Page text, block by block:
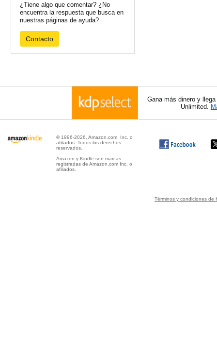
¿Tiene algo que comentar? ¿No
encuentra la respuesta que busca en
nuestras páginas de ayuda?
Contacto
Gana más dinero y
Unlimited.
© 1996-2026, Amazon.com, Inc. o
afiliados. Todos los derechos
reservados.
Amazon y Kindle son marcas
registradas de Amazon.com Inc. o
afiliados.
Términos y condiciones de